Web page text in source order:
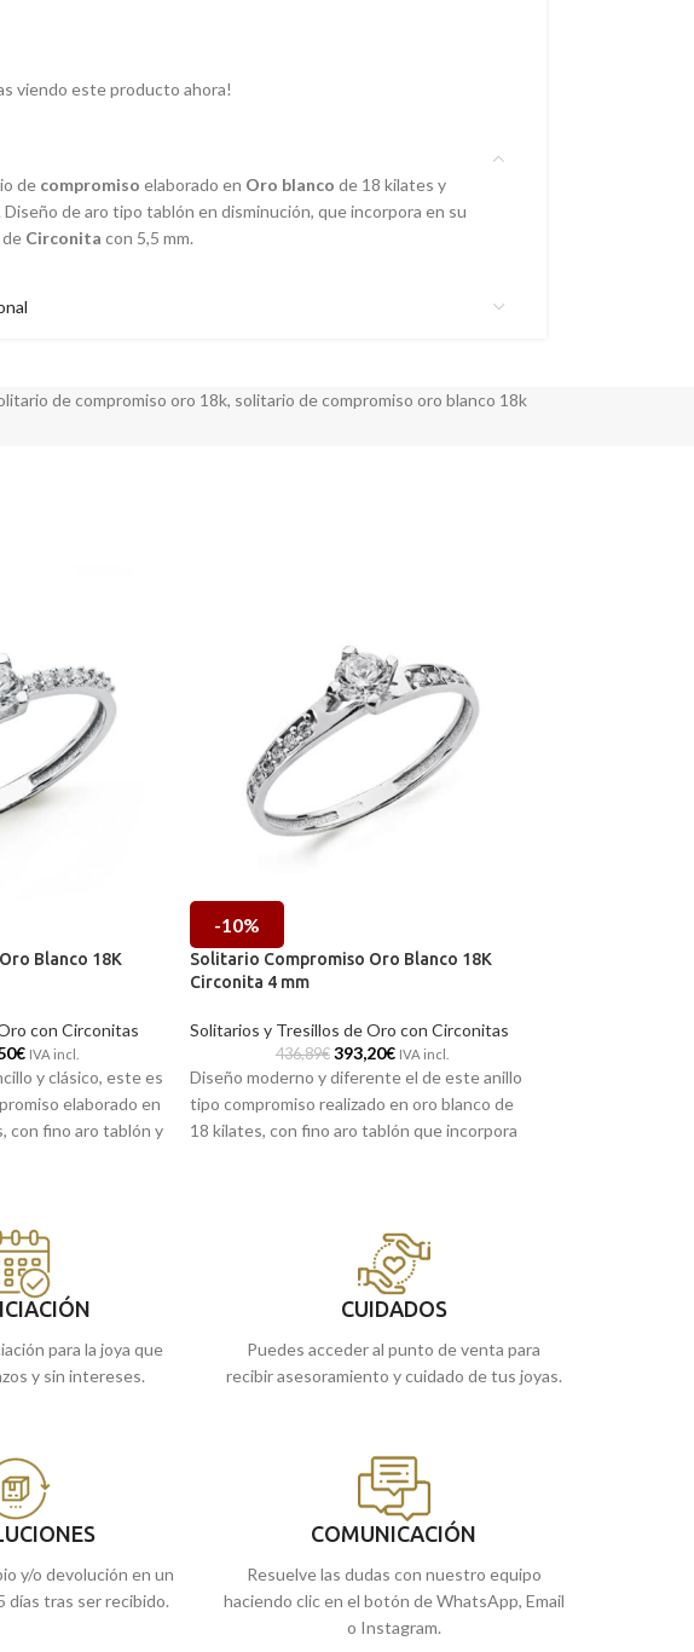
viendo este producto ahora!
decompromiso elaborado en Oro blanco de 18 kilates y
de aro tipo tablón en disminución, que incorpora en su
Circonita con 5,5 mm.
de compromiso oro 18k, solitario de compromiso oro blanco 18k
Blanco 18K
con Circonitas
€ IVA incl.
y clásico, este es
elaborado en
con fino aro tablón y
online y te lo
-10%
Solitario Compromiso Oro Blanco 18K
Circonita 4 mm
Solitarios y Tresillos de Oro con Circonitas
436,89€ 393,20€ IVA incl.
Diseño moderno y diferente el de este anillo
tipo compromiso realizado en oro blanco de
18 kilates, con fino aro tablón que incorpora
si lo prefieres, haz el pedido online y te lo
para la joya que
y sin intereses.
CUIDADOS
Puedes acceder al punto de venta para
recibir asesoramiento y cuidado de tus joyas.
y/o devolución en un
días tras ser recibido.
COMUNICACIÓN
Resuelve las dudas con nuestro equipo
haciendo clic en el botón de WhatsApp, Email
o Instagram.